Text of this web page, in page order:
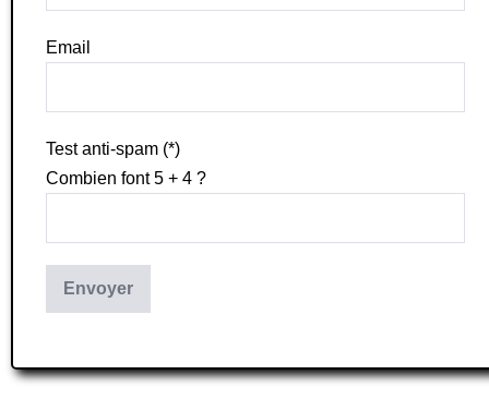
Email
Test anti-spam (*)
Combien font 5 + 4 ?